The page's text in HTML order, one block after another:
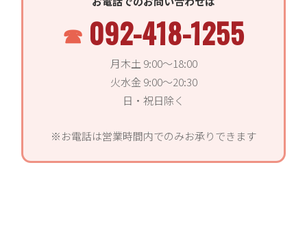
092-418-1255
月木土 9:00〜18:00
火水金 9:00〜20:30
日・祝日除く
※お電話は営業時間内でのみお承りできます